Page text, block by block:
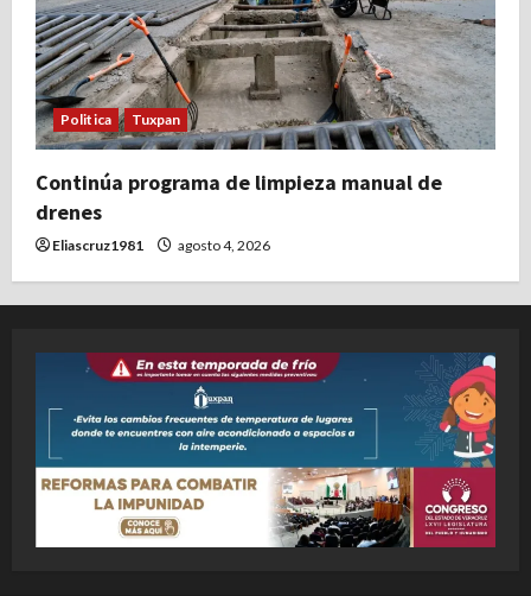
Politica Tuxpan
Continúa programa de limpieza manual de
drenes
Eliascruz1981 agosto 4, 2026